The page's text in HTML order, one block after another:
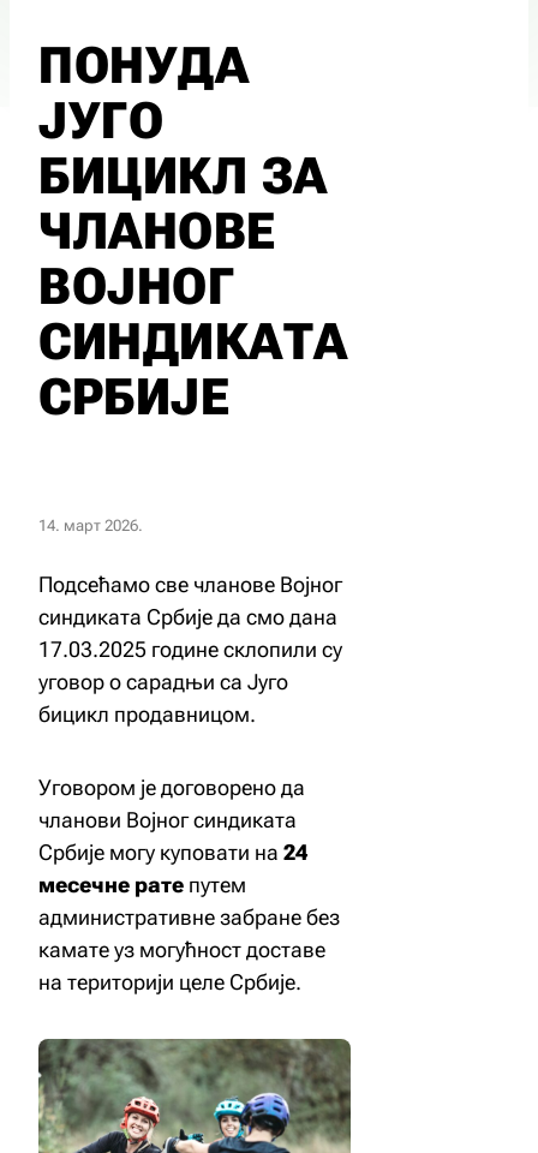
ПОНУДА
ЈУГО
БИЦИКЛ ЗА
ЧЛАНОВЕ
ВОЈНОГ
СИНДИКАТА
СРБИЈЕ
14. март 2026.
Подсећамо све чланове Војног
синдиката Србије да смо дана
17.03.2025 године склопили су
уговор о сарадњи са Југо
бицикл продавницом.
Уговором је договорено да
чланови Војног синдиката
Србије могу куповати на 24
месечне рате путем
административне забране без
камате уз могућност доставе
на територији целе Србије.